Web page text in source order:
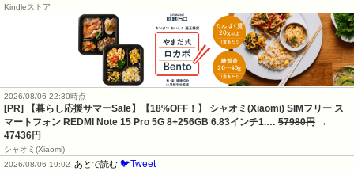
Kindleストア
2026/08/06 22:30時点
[PR] 【暮らし応援サマーSale】【18%OFF！】 シャオミ(Xiaomi) SIMフリー ス
マートフォン REDMI Note 15 Pro 5G 8+256GB 6.83インチ1.… 57980円 →
47436円
シャオミ(Xiaomi)
2026/08/06 19:02
あとで読む 🐦Tweet